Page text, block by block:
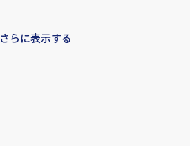
さらに表示する